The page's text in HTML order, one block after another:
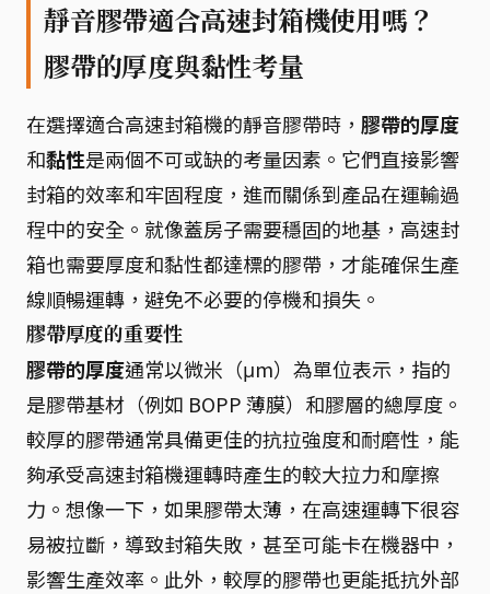
靜音膠帶適合高速封箱機使用嗎？
膠帶的厚度與黏性考量
在選擇適合高速封箱機的靜音膠帶時， 膠帶的厚度
和黏性是兩個不可或缺的考量因素。它們直接影響
封箱的效率和牢固程度，進而關係到產品在運輸過
程中的安全。就像蓋房子需要穩固的地基，高速封
箱也需要厚度和黏性都達標的膠帶，才能確保生產
線順暢運轉，避免不必要的停機和損失。
膠帶厚度的重要性
膠帶的厚度通常以微米（μm）為單位表示，指的
是膠帶基材（例如 BOPP 薄膜）和膠層的總厚度。
較厚的膠帶通常具備更佳的抗拉強度和耐磨性，能
夠承受高速封箱機運轉時產生的較大拉力和摩擦
力。想像一下，如果膠帶太薄，在高速運轉下很容
易被拉斷，導致封箱失敗，甚至可能卡在機器中，
影響生產效率。此外，較厚的膠帶也更能抵抗外部